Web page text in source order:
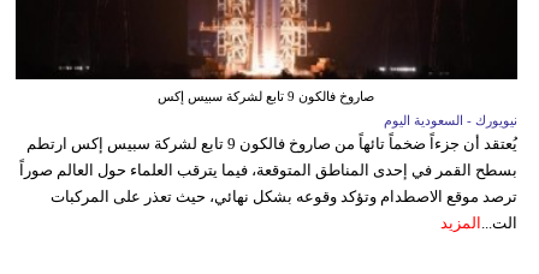
صاروخ فالكون 9 تابع لشركة سبيس إكس
نيويورك - السعودية اليوم
يُعتقد أن جزءاً ضخماً تائهاً من صاروخ فالكون 9 تابع لشركة سبيس إكس ارتطم
بسطح القمر في إحدى المناطق المتوقعة، فيما يترقب العلماء حول العالم صوراً
ترصد موقع الاصطدام وتؤكد وقوعه بشكل نهائي، حيث تعذر على المركبات
الت... المزيد